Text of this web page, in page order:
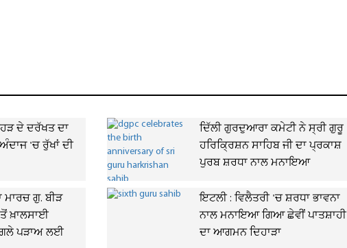
ਦੇ ਦਰੱਖਤ ਦਾ
'ਚ ਰੁੱਖਾਂ ਦੀ
ਦਿੱਲੀ ਗੁਰਦੁਆਰਾ ਕਮੇਟੀ ਨੇ ਸ੍ਰੀ ਗੁਰੂ
ਹਰਿਕ੍ਰਿਸ਼ਨ ਸਾਹਿਬ ਜੀ ਦਾ ਪ੍ਰਕਾਸ਼
ਪੁਰਬ ਸ਼ਰਧਾ ਨਾਲ ਮਨਾਇਆ
ਮਾਰਚ ਗੁ. ਬੀੜ
ਤੋਂ ਖ਼ਾਲਸਾਈ
ਪੜਾਅ ਲਈ
ਇਟਲੀ : ਵਿਲੈਤਰੀ 'ਚ ਸ਼ਰਧਾ ਭਾਵਨਾ
ਨਾਲ ਮਨਾਇਆ ਗਿਆ ਛੇਵੀਂ ਪਾਤਸ਼ਾਹੀ
ਦਾ ਆਗਮਨ ਦਿਹਾੜਾ